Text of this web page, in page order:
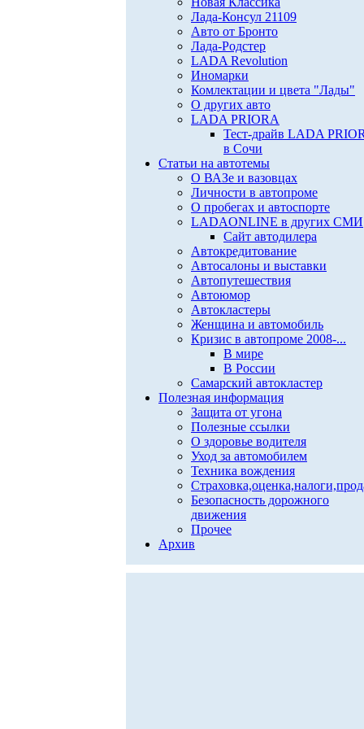
Лада-Консул 21109
Авто от Бронто
Лада-Родстер
LADA Revolution
Иномарки
Комлектации и цвета "Лады"
О других авто
LADA PRIORA
Тест-драйв LADA
в Сочи
Статьи на автотемы
О ВАЗе и вазовцах
Личности в автопроме
О пробегах и автоспорте
LADAONLINE в других СМИ
Сайт автодилера
Автокредитование
Автосалоны и выставки
Автопутешествия
Автоюмор
Автокластеры
Женщина и автомобиль
Кризис в автопроме 2008-...
В мире
В России
Самарский автокластер
Полезная информация
Защита от угона
Полезные ссылки
О здоровье водителя
Уход за автомобилем
Техника вождения
Безопасность дорожного
движения
Прочее
Архив